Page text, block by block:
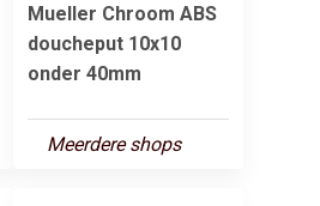
Mueller Chroom ABS
doucheput 10x10
onder 40mm
Meerdere shops